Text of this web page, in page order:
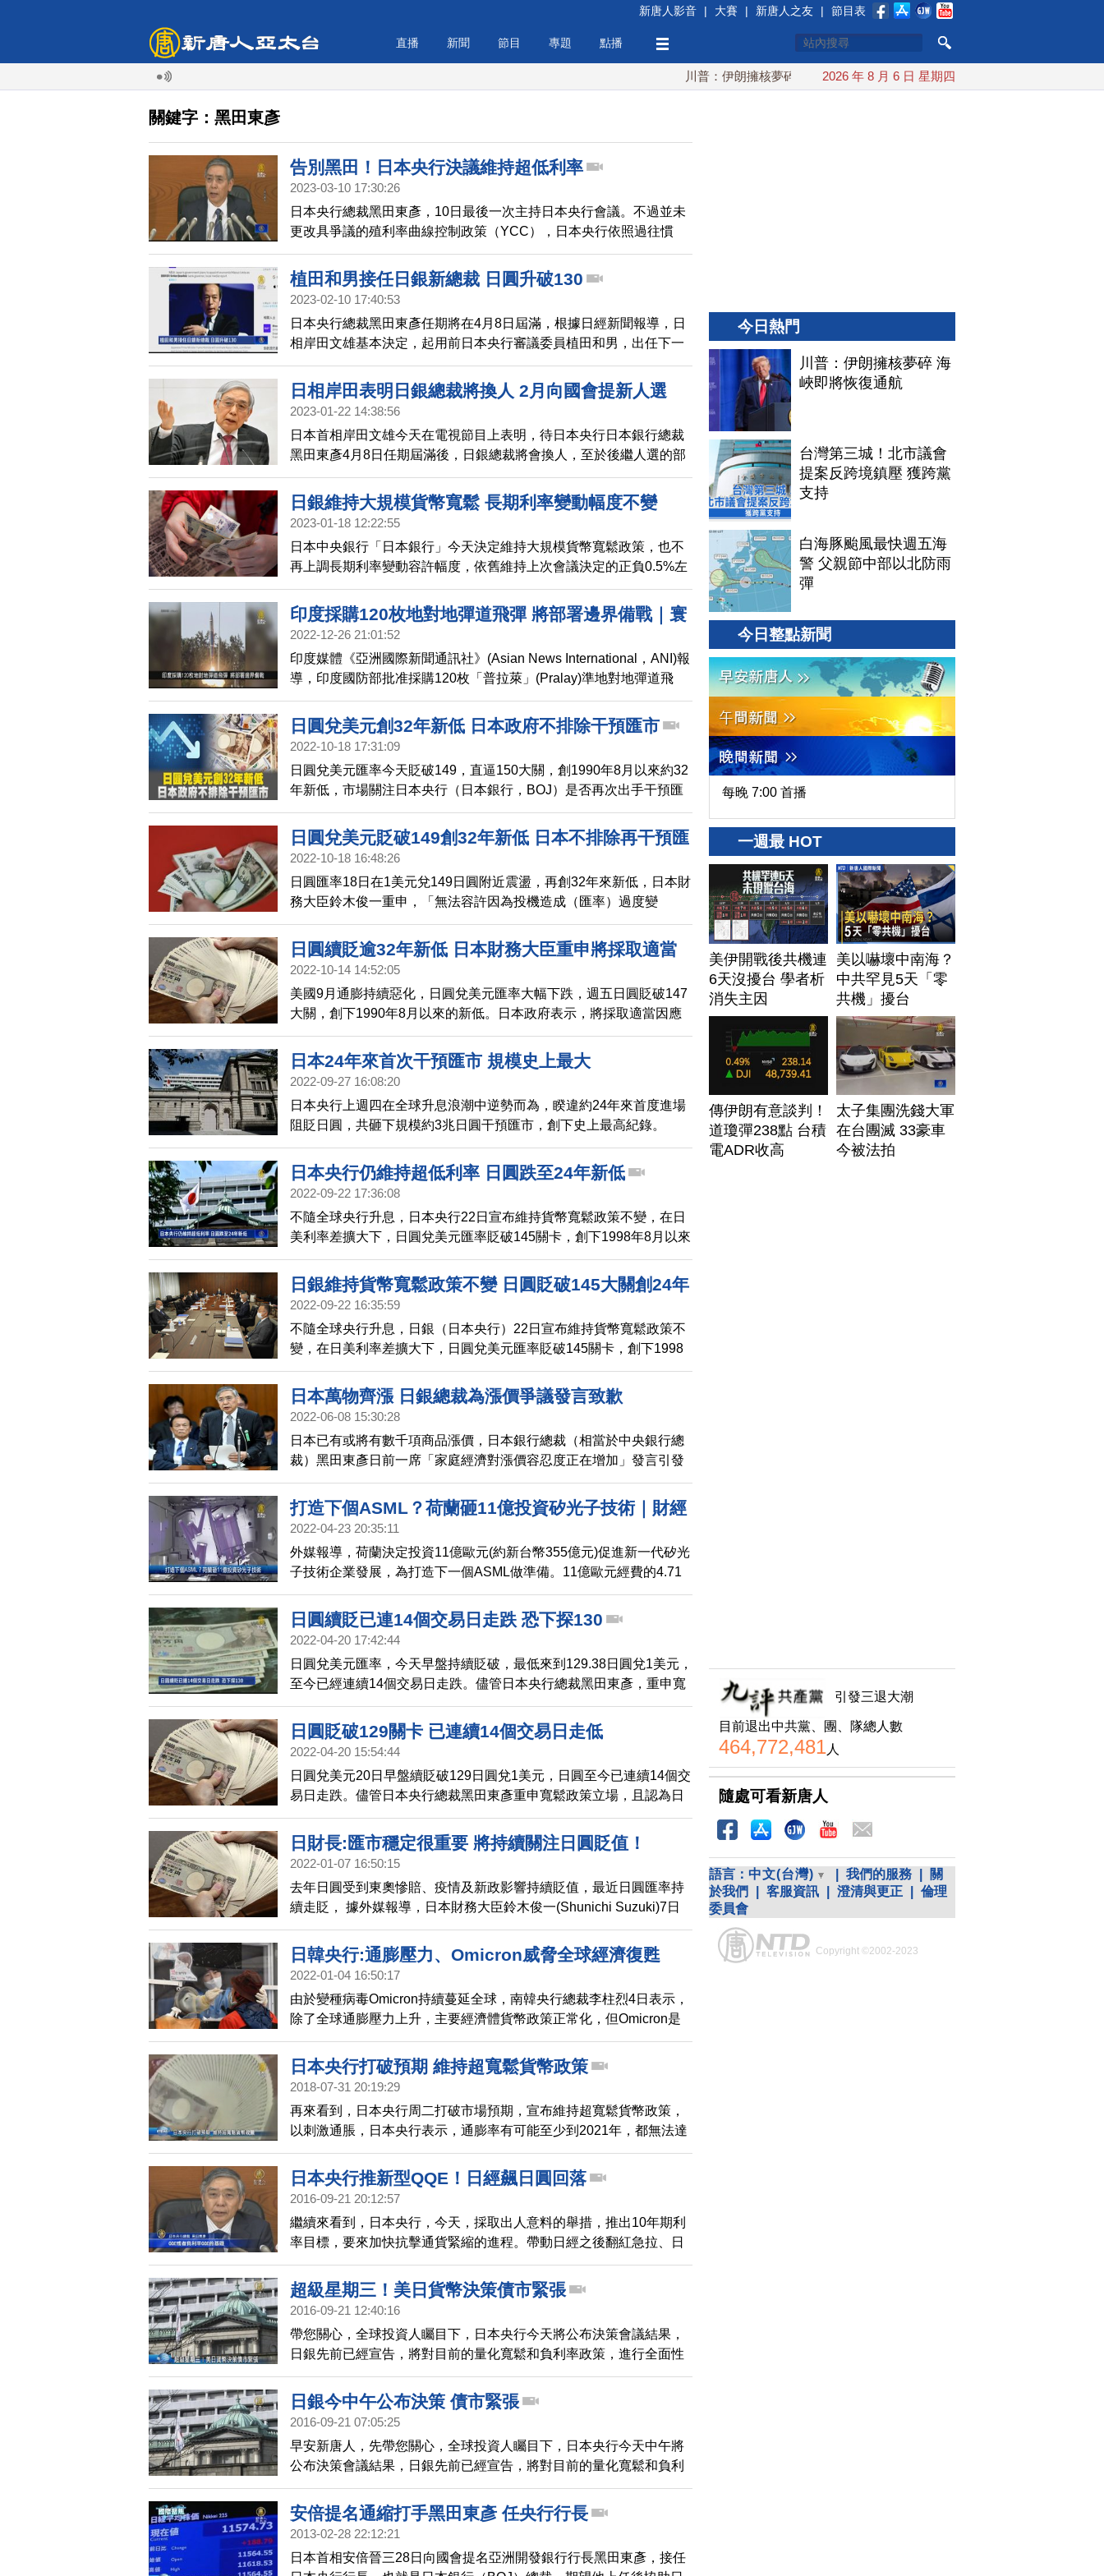
新唐人影音 | 大賽 | 新唐人之友 | 節目表
直播 新聞 節目 專題 點播
川普：伊朗擁核夢碎 海峽即將恢復通航 烏克蘭貨機旁驚現炸彈無人機 德國機
2026 年 8 月 6 日 星期四
關鍵字：黑田東彥
告別黑田！日本央行決議維持超低利率
2023-03-10 17:30:26
日本央行總裁黑田東彥，10日最後一次主持日本央行會議。不過並未
更改具爭議的殖利率曲線控制政策（YCC），日本央行依照過往慣
例，維持超低利率政策，短期利率-0.1%，符合過往鴿派步調。黑田東
彥並表示，過去10年寬鬆政策是「成功的」，讓日本經濟潛力得以發
揮。消息公布後，美元兌日圓小漲0.4％至136.67日圓。
植田和男接任日銀新總裁 日圓升破130
2023-02-10 17:40:53
日本央行總裁黑田東彥任期將在4月8日屆滿，根據日經新聞報導，日
相岸田文雄基本決定，起用前日本央行審議委員植田和男，出任下一
任央行總裁。副總裁則由前金融廳長官冰見野郎三、日銀理事內田真
一擔任。日本政府14日將向議會提交人事案，取得眾議院和參議院同
意後任命。消息一出，東京外匯市場日圓匯率，來到1美元兌130日
日相岸田表明日銀總裁將換人 2月向國會提新人選
2023-01-22 14:38:56
日本首相岸田文雄今天在電視節目上表明，待日本央行日本銀行總裁
黑田東彥4月8日任期屆滿後，日銀總裁將會換人，至於後繼人選的部
分，預計2月向國會提出人事案。
日銀維持大規模貨幣寬鬆 長期利率變動幅度不變
2023-01-18 12:22:55
日本中央銀行「日本銀行」今天決定維持大規模貨幣寬鬆政策，也不
再上調長期利率變動容許幅度，依舊維持上次會議決定的正負0.5%左
右。
印度採購120枚地對地彈道飛彈 將部署邊界備戰｜寰
宇掃描
2022-12-26 21:01:52
印度媒體《亞洲國際新聞通訊社》(Asian News International，ANI)報
導，印度國防部批准採購120枚「普拉萊」(Pralay)準地對地彈道飛
彈，將部署於印度與中國和巴基斯坦的邊界。這款由印度自製的地對
地彈道飛彈，可使用機動平台發射，射程在150至500公里之間，目前
研究人員還在研發升級，預期升級後射程將再加大。
日圓兌美元創32年新低 日本政府不排除干預匯市
2022-10-18 17:31:09
日圓兌美元匯率今天貶破149，直逼150大關，創1990年8月以來約32
年新低，市場關注日本央行（日本銀行，BOJ）是否再次出手干預匯
率。日本財務大臣鈴木俊一表示，無法容許因為投機造成匯率過度變
動，政府不排除再度出手干預匯市，另外，日本央行總裁黑田東彥表
示，雖然日本與美國的利差是日圓近期走弱的一個驅動因素，但從長
日圓兌美元貶破149創32年新低 日本不排除再干預匯
市
2022-10-18 16:48:26
日圓匯率18日在1美元兌149日圓附近震盪，再創32年來新低，日本財
務大臣鈴木俊一重申，「無法容許因為投機造成（匯率）過度變
動」，政府不排除再度出手干預匯市，他強調，政府的立場絕對沒有
改變，還會警惕關注市場走勢。
日圓續貶逾32年新低 日本財務大臣重申將採取適當
應對措施
2022-10-14 14:52:05
美國9月通膨持續惡化，日圓兌美元匯率大幅下跌，週五日圓貶破147
大關，創下1990年8月以來的新低。日本政府表示，將採取適當因應
措施，阻止日圓大幅貶值。
日本24年來首次干預匯市 規模史上最大
2022-09-27 16:08:20
日本央行上週四在全球升息浪潮中逆勢而為，睽違約24年來首度進場
阻貶日圓，共砸下規模約3兆日圓干預匯市，創下史上最高紀錄。
日本央行仍維持超低利率 日圓跌至24年新低
2022-09-22 17:36:08
不隨全球央行升息，日本央行22日宣布維持貨幣寬鬆政策不變，在日
美利率差擴大下，日圓兌美元匯率貶破145關卡，創下1998年8月以來
新低。日本央行維持利率於負0.1%不變，符合市場預期，日銀總裁黑
田東彥在記者會上表示，暫時不會上調利率，他強調，貨幣政策不會
以匯率為目標，不會為了糾正日圓貶值而更改貨幣政策。
日銀維持貨幣寬鬆政策不變 日圓貶破145大關創24年
新低
2022-09-22 16:35:59
不隨全球央行升息，日銀（日本央行）22日宣布維持貨幣寬鬆政策不
變，在日美利率差擴大下，日圓兌美元匯率貶破145關卡，創下1998
年8月以來新低。
日本萬物齊漲 日銀總裁為漲價爭議發言致歉
2022-06-08 15:30:28
日本已有或將有數千項商品漲價，日本銀行總裁（相當於中央銀行總
裁）黑田東彥日前一席「家庭經濟對漲價容忍度正在增加」發言引發
爭議，他雖出面致歉滅火，網路上罵聲依舊。
打造下個ASML？荷蘭砸11億投資矽光子技術｜財經
100秒
2022-04-23 20:35:11
外媒報導，荷蘭決定投資11億歐元(約新台幣355億元)促進新一代矽光
子技術企業發展，為打造下一個ASML做準備。11億歐元經費的4.71
億歐元來自荷蘭政府，其餘來自大學等合作機構。矽光子技術是取代
電子半導體訊號傳輸的光傳輸技術。由於速度大幅提高，功率效率也
非常高，認為是新一代半導體發展計畫之一。
日圓續貶已連14個交易日走跌 恐下探130
2022-04-20 17:42:44
日圓兌美元匯率，今天早盤持續貶破，最低來到129.38日圓兌1美元，
至今已經連續14個交易日走跌。儘管日本央行總裁黑田東彥，重申寬
鬆的貨幣政策立場，他認為日圓疲軟有利於日本整體經濟，但短期貶
過頭，外界憂心不利景氣發展。市場看空日圓後市，可能下探130兌1
美元。有專家認為，在Fed堅持緊縮態度、國際大宗商品價格不斷上
日圓貶破129關卡 已連續14個交易日走低
2022-04-20 15:54:44
日圓兌美元20日早盤續貶破129日圓兌1美元，日圓至今已連續14個交
易日走跌。儘管日本央行總裁黑田東彥重申寬鬆政策立場，且認為日
圓疲軟有利於日本整體經濟，但短期貶過頭不利景氣，日圓近期貶勢
剎不住車，市場並持續看空日圓後市，恐下探130日圓。
日財長:匯市穩定很重要 將持續關注日圓貶值！
2022-01-07 16:50:15
去年日圓受到東奧慘賠、疫情及新政影響持續貶值，最近日圓匯率持
續走貶， 據外媒報導，日本財務大臣鈴木俊一(Shunichi Suzuki)7日
表示，財務省正密切關注外匯市場的走勢以及匯率對經濟的影響，但
他不會評論貨幣市場本身，但「匯市穩定性很重要」。
日韓央行:通膨壓力、Omicron威脅全球經濟復甦
2022-01-04 16:50:17
由於變種病毒Omicron持續蔓延全球，南韓央行總裁李柱烈4日表示，
除了全球通膨壓力上升，主要經濟體貨幣政策正常化，但Omicron是
威脅經濟復甦的最大風險，日本央行總裁黑田東彥也說，歐美國家通
膨問題及不斷攀升的Omicron確診病例導致全球經濟不確定性升高。
日本央行打破預期 維持超寬鬆貨幣政策
2018-07-31 20:19:29
再來看到，日本央行周二打破市場預期，宣布維持超寬鬆貨幣政策，
以刺激通脹，日本央行表示，通膨率有可能至少到2021年，都無法達
到2%的目標，因此延續貨幣寬鬆政策。
日本央行推新型QQE！日經飆日圓回落
2016-09-21 20:12:57
繼續來看到，日本央行，今天，採取出人意料的舉措，推出10年期利
率目標，要來加快抗擊通貨緊縮的進程。帶動日經之後翻紅急拉、日
圓大幅走貶。
超級星期三！美日貨幣決策債市緊張
2016-09-21 12:40:16
帶您關心，全球投資人矚目下，日本央行今天將公布決策會議結果，
日銀先前已經宣告，將對目前的量化寬鬆和負利率政策，進行全面性
評估。結果預計將會在台北時間下午三點出爐。
日銀今中午公布決策 債市緊張
2016-09-21 07:05:25
早安新唐人，先帶您關心，全球投資人矚目下，日本央行今天中午將
公布決策會議結果，日銀先前已經宣告，將對目前的量化寬鬆和負利
率政策，進行全面性評估。分析師認為，日銀可能會把負利率進一步
調降、擴大QQE印鈔救市，或是，改變資產購買的規模。值得注意的
是，就在日銀公布結論的10幾個小時後，美國聯準會也要宣布會議結
靜待Fed決策之後再行動。
安倍提名通縮打手黑田東彥 任央行行長
2013-02-28 22:12:21
日本首相安倍晉三28日向國會提名亞洲開發銀行行長黑田東彥，接任
今日熱門
川普：伊朗擁核夢碎 海
峽即將恢復通航
台灣第三城！北市議會
提案反跨境鎮壓 獲跨黨
支持
白海豚颱風最快週五海
警 父親節中部以北防雨
彈
今日整點新聞
每晚 7:00 首播
一週最 HOT
美伊開戰後共機連
6天沒擾台 學者析
消失主因
美以嚇壞中南海？
中共罕見5天「零
共機」擾台
傳伊朗有意談判！
道瓊彈238點 台積
電ADR收高
太子集團洗錢大軍
在台團滅 33豪車
今被法拍
引發三退大潮
目前退出中共黨、團、隊總人數
464,772,481人
隨處可看新唐人
語言： 中文(台灣) 我們的服務
關
於我們
客服資訊 澄清與更正
倫理
委員會
Copyright ©2002-2023